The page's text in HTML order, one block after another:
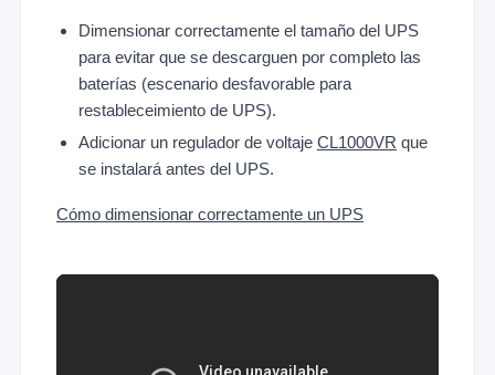
Dimensiones:84 x 174 x 280 mm (Ancho x
Alto x Profundidad)
Certificaciones:RoHS y NOM
Incluye batería:Sí
Dimensionar correctamente el tamaño del UPS
para evitar que se descarguen por completo las
baterías (escenario desfavorable para
restableceimiento de UPS).
Adicionar un regulador de voltaje CL1000VR que
se instalará antes del UPS.
Cómo dimensionar correctamente un UPS